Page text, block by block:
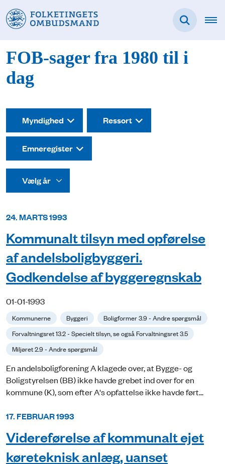
FOB-sager fra 1980 til i
dag
Myndighed Ressort
Emneregister
24. MARTS 1993
Kommunalt tilsyn med opførelse
af andelsboligbyggeri.
Godkendelse af byggeregnskab
01-01-1993
Kommunerne Byggeri
Boligformer 3.9 - Andre spørgsmål
Forvaltningsret 13.2 - Specielt tilsyn, se også Forvaltningsret 3.5
Miljøret 2.9 - Andre spørgsmål
En andelsboligforening A klagede over, at Bygge- og
Boligstyrelsen (BB) ikke havde grebet ind over for en
kommune (K), som efter A's opfattelse ikke havde ført...
17. FEBRUAR 1993
Videreførelse af kommunalt ejet
køreteknisk anlæg, uanset